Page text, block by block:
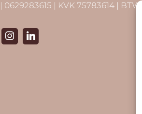
| KVK 75783614 | BTW-